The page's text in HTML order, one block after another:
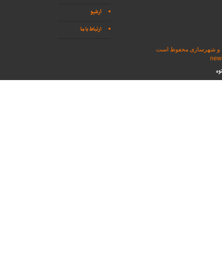
آرشیو
ارتباط با ما
و شهرسازی محفوظ است